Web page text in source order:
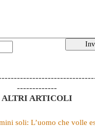
-------------
ALTRI ARTICOLI
soli: L’uomo che volle